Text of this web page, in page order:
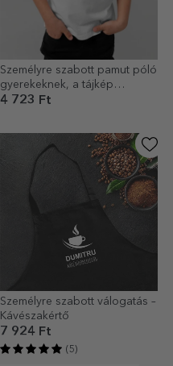
Személyre szabott pamut póló
gyerekeknek, a tájkép
grafikájával
4 723 Ft
Személyre szabott válogatás –
Kávészakértő
7 924 Ft
(5)